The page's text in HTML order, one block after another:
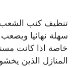
تنظيف كنب الشعب
سهلة نهائيا
خاصة اذا كانت
المنازل الذين